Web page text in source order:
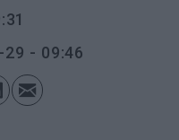
29 - 09:46